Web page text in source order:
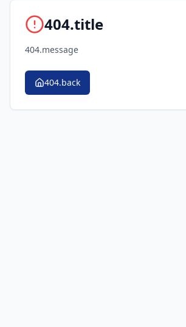
404.title
404.message
404.back